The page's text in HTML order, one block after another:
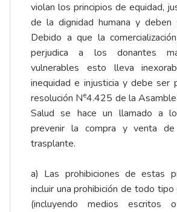
violan los principios de equidad,
de la dignidad humana y deben
Debido a que la
perjudica a los donantes
vulnerables esto lleva
inequidad e injusticia y debe ser
resolución Ne4.425 de la
Salud se hace un llamado a
prevenir la compra y venta de
trasplante.
a) Las prohibiciones de estas
incluir una prohibición de todo
(incluyendo medios escritos